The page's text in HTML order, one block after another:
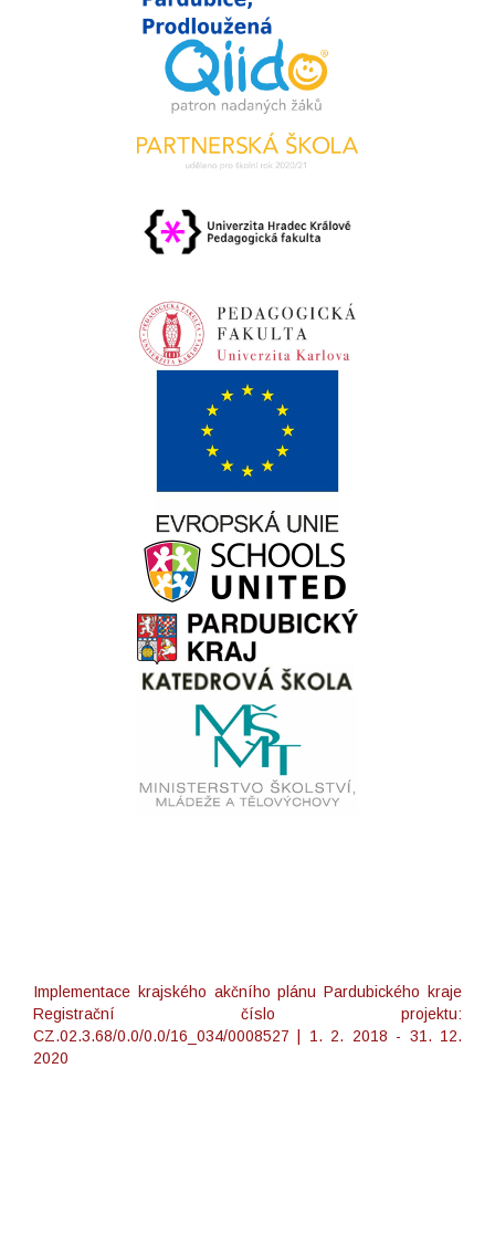
Implementace krajského akčního plánu Pardubického kraje
Registrační číslo projektu:
CZ.02.3.68/0.0/0.0/16_034/0008527 | 1. 2. 2018 - 31. 12.
2020